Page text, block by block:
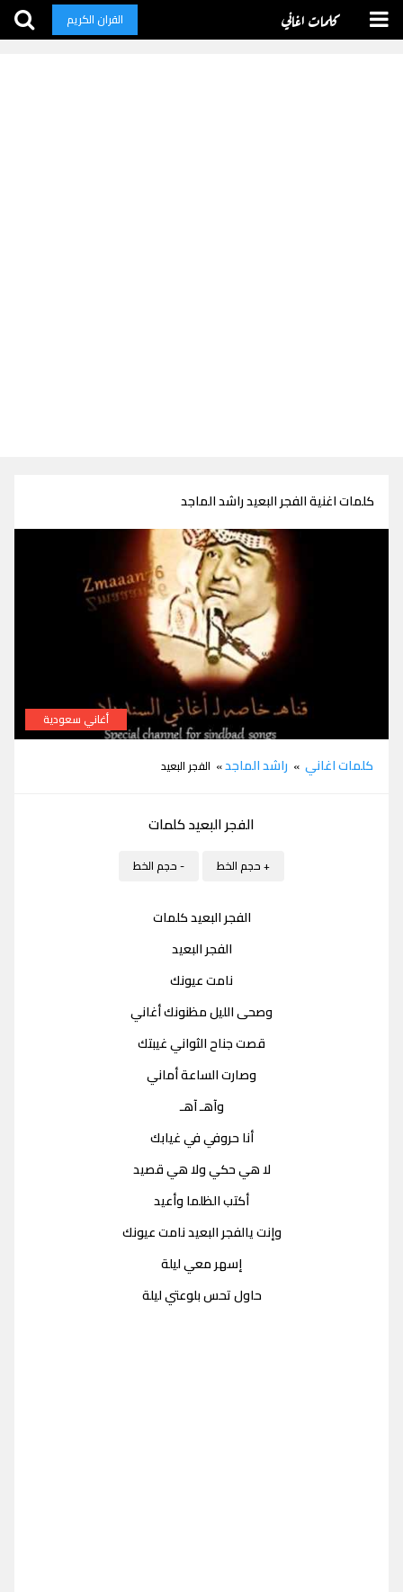
كلمات اغاني القران الكريم
كلمات اغنية الفجر البعيد راشد الماجد
أغاني سعودية
كلمات اغاني » راشد الماجد» الفجر البعيد
الفجر البعيد كلمات
+ حجم الخط - حجم الخط
الفجر البعيد كلمات
الفجر البعيد
نامت عيونك
وصحى الليل مظنونك أغاني
قصت جناح الثواني غيبتك
وصارت الساعة أماني
وآهـ آهـ
أنا حروفي في غيابك
لا هي حكي ولا هي قصيد
أكتب الظلما وأعيد
وإنت يالفجر البعيد نامت عيونك
إسهر معي ليلة
حاول تحس بلوعتي ليلة